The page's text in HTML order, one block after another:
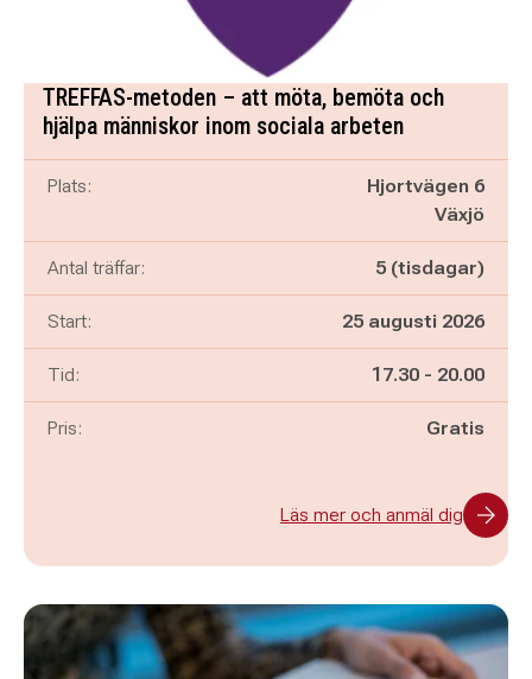
TREFFAS-metoden – att möta, bemöta och
hjälpa människor inom sociala arbeten
Plats:
Hjortvägen 6
Växjö
Antal träffar: 5 (tisdagar)
Start: 25 augusti 2026
Tid: Pågår mellan
17.30 - och
20.00
Pris: Gratis
Läs mer och anmäl dig